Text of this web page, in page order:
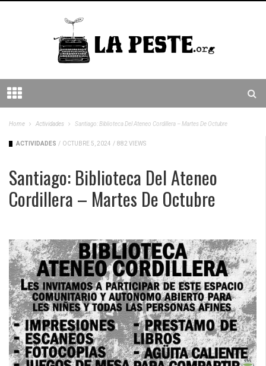
Home Actividades Santiago: Biblioteca Del Ateneo Cordillera – Martes De Octubre
ACTIVIDADES / OCTUBRE 5, 2024 / 882 VIEWS
Santiago: Biblioteca Del Ateneo
Cordillera – Martes De Octubre